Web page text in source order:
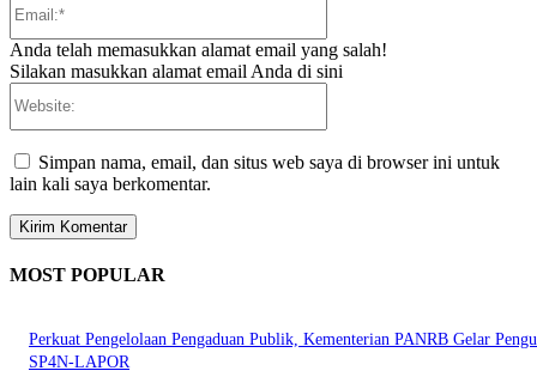
Anda telah memasukkan alamat email yang salah!
Silakan masukkan alamat email Anda di sini
Simpan nama, email, dan situs web saya di browser ini untuk
lain kali saya berkomentar.
MOST POPULAR
Perkuat Pengelolaan Pengaduan Publik, Kementerian PANRB Gelar
SP4N-LAPOR